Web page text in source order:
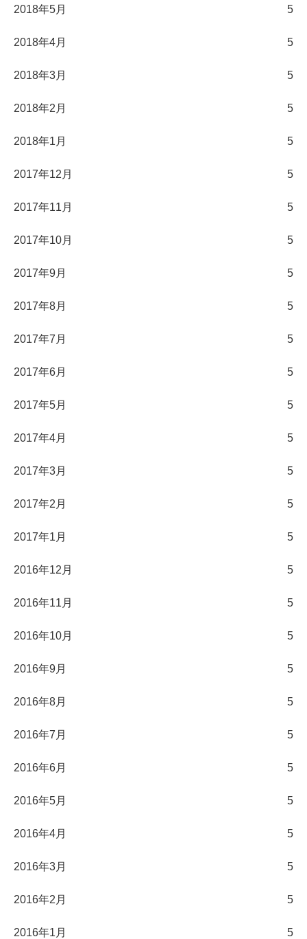
2018年5月 5
2018年4月 5
2018年3月 5
2018年2月 5
2018年1月 5
2017年12月 5
2017年11月 5
2017年10月 5
2017年9月 5
2017年8月 5
2017年7月 5
2017年6月 5
2017年5月 5
2017年4月 5
2017年3月 5
2017年2月 5
2017年1月 5
2016年12月 5
2016年11月 5
2016年10月 5
2016年9月 5
2016年8月 5
2016年7月 5
2016年6月 5
2016年5月 5
2016年4月 5
2016年3月 5
2016年2月 5
2016年1月 5